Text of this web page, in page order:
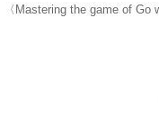
〈 Mastering the game of Go